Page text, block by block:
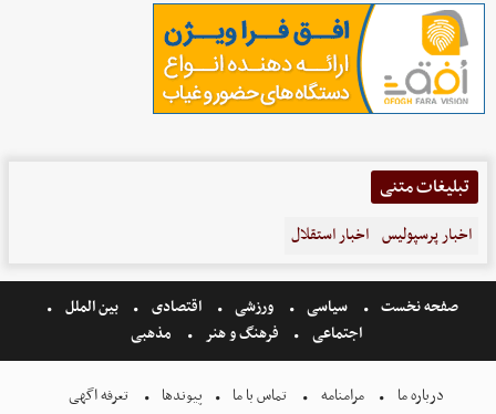
تبلیغات متنی
اخبار پرسپولیس اخبار استقلال
صفحه نخست سیاسی ورزشی اقتصادی
بین الملل
اجتماعی
فرهنگ و هنر مذهبی
درباره ما مرامنامه تماس با ما پیوندها تعرفه اگهی